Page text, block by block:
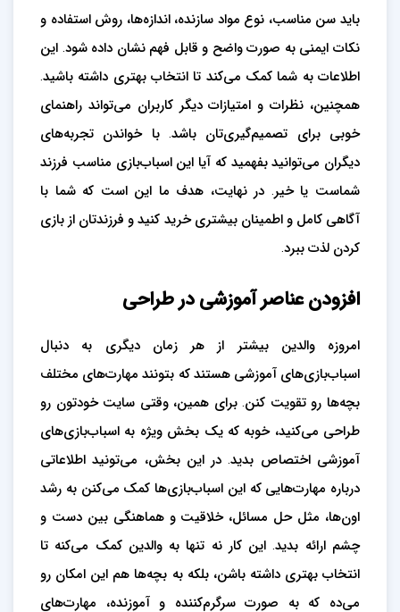
باید سن مناسب، نوع مواد سازنده، اندازه‌ها، روش استفاده و
نکات ایمنی به صورت واضح و قابل فهم نشان داده شود. این
اطلاعات به شما کمک می‌کند تا انتخاب بهتری داشته باشید.
همچنین، نظرات و امتیازات دیگر کاربران می‌تواند راهنمای
خوبی برای تصمیم‌گیری‌تان باشد. با خواندن تجربه‌های
دیگران می‌توانید بفهمید که آیا این اسباب‌بازی مناسب فرزند
شماست یا خیر. در نهایت، هدف ما این است که شما با
آگاهی کامل و اطمینان بیشتری خرید کنید و فرزندتان از بازی
کردن لذت ببرد.
افزودن عناصر آموزشی در طراحی
امروزه والدین بیشتر از هر زمان دیگری به دنبال
اسباب‌بازی‌های آموزشی هستند که بتونند مهارت‌های مختلف
بچه‌ها رو تقویت کنن. برای همین، وقتی سایت خودتون رو
طراحی می‌کنید، خوبه که یک بخش ویژه به اسباب‌بازی‌های
آموزشی اختصاص بدید. در این بخش، می‌تونید اطلاعاتی
درباره مهارت‌هایی که این اسباب‌بازی‌ها کمک می‌کنن به رشد
اون‌ها، مثل حل مسائل، خلاقیت و هماهنگی بین دست و
چشم ارائه بدید. این کار نه تنها به والدین کمک می‌کنه تا
انتخاب بهتری داشته باشن، بلکه به بچه‌ها هم این امکان رو
می‌ده که به صورت سرگرم‌کننده و آموزنده، مهارت‌های